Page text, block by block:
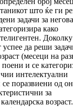
што ќе ги
задачи за
како
Доколку
успее да реши
(месеци на
и се
чии интелектуални
се поразвиени од
за